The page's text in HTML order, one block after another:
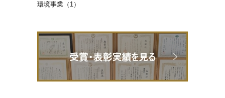
環境事業（1）